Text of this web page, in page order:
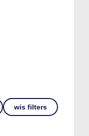
wis filters